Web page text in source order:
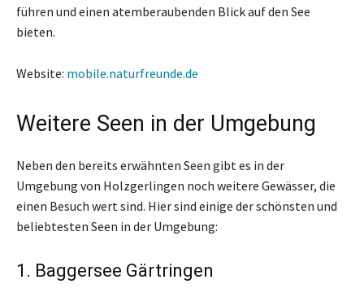
führen und einen atemberaubenden Blick auf den See
bieten.
Website: mobile.naturfreunde.de
Weitere Seen in der Umgebung
Neben den bereits erwähnten Seen gibt es in der
Umgebung von Holzgerlingen noch weitere Gewässer, die
einen Besuch wert sind. Hier sind einige der schönsten und
beliebtesten Seen in der Umgebung:
1. Baggersee Gärtringen